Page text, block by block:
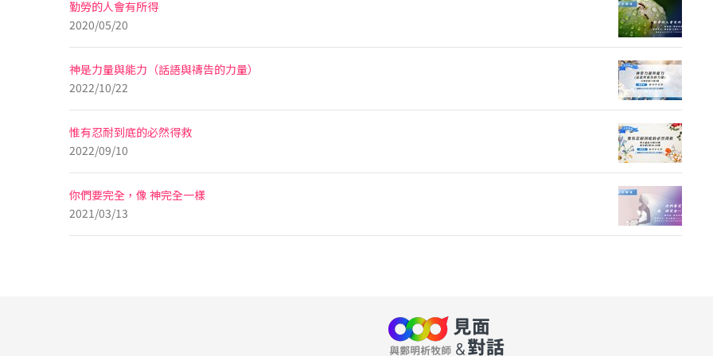
勤勞的人會有所得
2020/05/20
神是力量與能力（話語與禱告的力量）
2022/10/22
惟有忍耐到底的必然得救
2022/09/10
你們要完全，像 神完全一樣
2021/03/13